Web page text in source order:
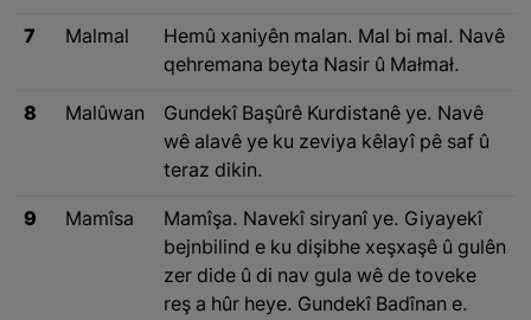
7 Malmal
Hemû xaniyên malan. Mal bi mal. Navê
qehremana beyta Nasir û Małmał.
8 Malûwan
Gundekî Başûrê Kurdistanê ye. Navê
wê alavê ye ku zeviya kêlayî pê saf û
teraz dikin.
9 Mamîsa
Mamîşa. Navekî siryanî ye. Giyayekî
bejnbilind e ku dişibhe xeşxaşê û gulên
zer dide û di nav gula wê de toveke
reş a hûr heye. Gundekî Badînan e.